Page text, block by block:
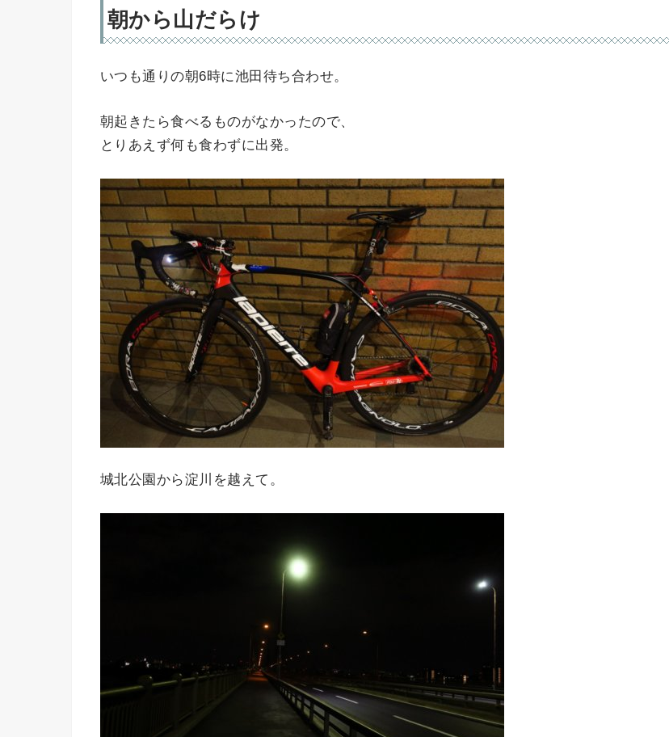
朝から山だらけ
いつも通りの朝6時に池田待ち合わせ。
朝起きたら食べるものがなかったので、
とりあえず何も食わずに出発。
城北公園から淀川を越えて。